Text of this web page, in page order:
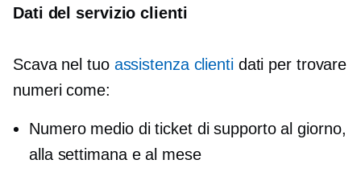
Dati del servizio clienti
Scava nel tuo assistenza clientidati per trovare
numeri come:
Numero medio di ticket di supporto al giorno,
alla settimana e al mese